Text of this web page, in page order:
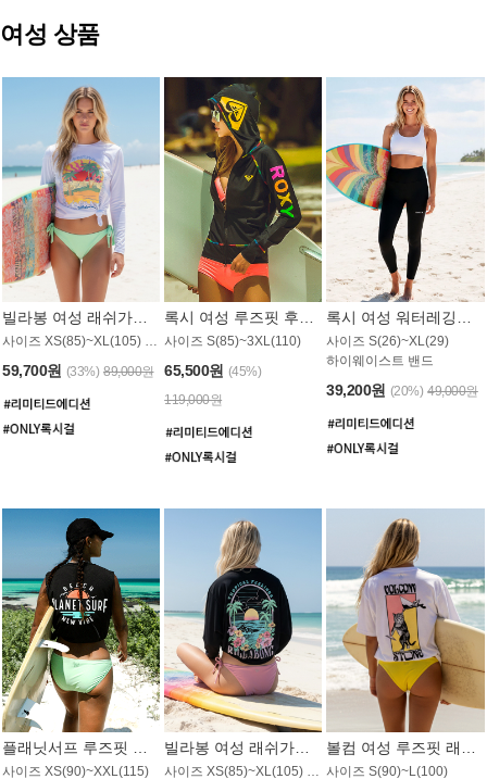
여성 상품
59,700원 (33%) 89,000원
사이즈 S(85)~3XL(110)
65,500원 (45%)
119,000원
사이즈 S(26)~XL(29)
하이웨이스트 밴드
39,200원 (20%) 49,000원
사이즈 XS(90)~XXL(115) 사이즈 XS(85)~XL(105) / 오버핏 사이즈 S(90)~L(100)